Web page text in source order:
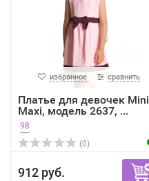
избранное сравнить
Платье для девочек Mini
Maxi, модель 2637, ...
98
(0)
912 руб.